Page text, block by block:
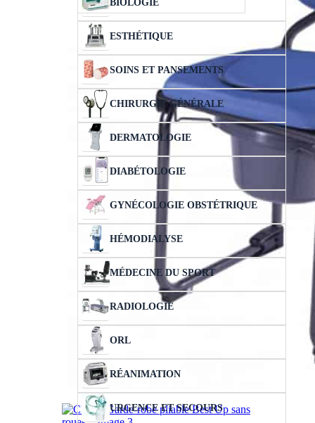
BIOLOGIE
ESTHÉTIQUE
SOINS ET PANSEMENTS
CHIRURGIE GÉNÉRALE
DERMATOLOGIE
DIABÉTOLOGIE
GYNÉCOLOGIE OBSTÉTRIQUE
HÉMODIALYSE
MÉDECINE DU SPORT
RADIOLOGIE
ORL
RÉANIMATION
URGENCE ET SECOURS